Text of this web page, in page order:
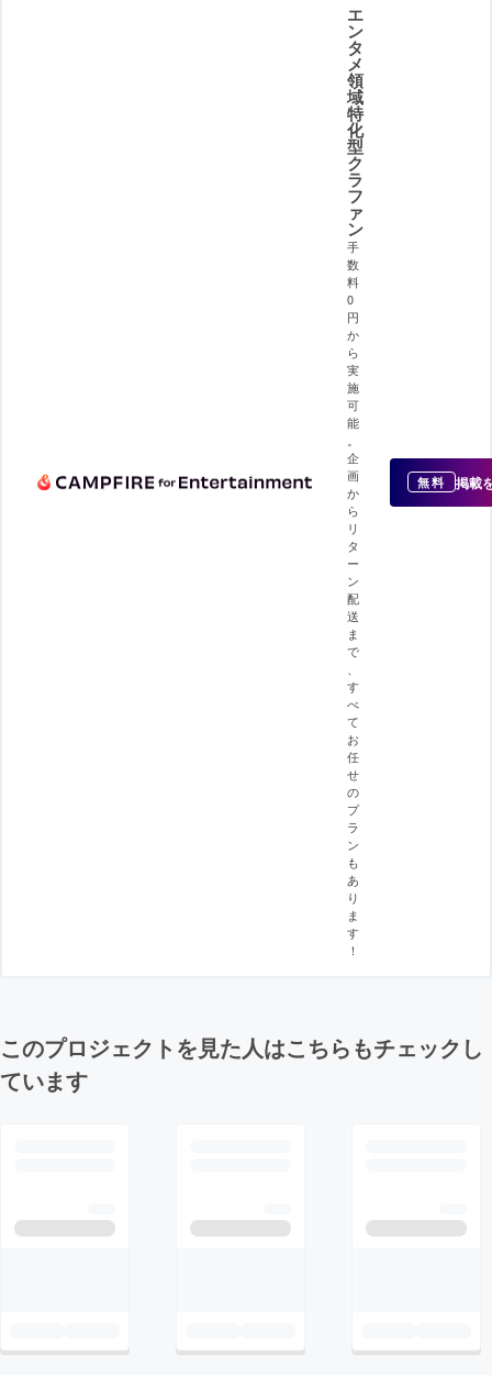
エ
ン
タ
メ
領
域
特
化
型
ク
ラ
フ
ァ
ン
手
数
料
0
円
か
ら
実
施
可
能
企
画
か
ら
リ
タ
ー
ン
配
送
ま
で
す
べ
て
お
任
せ
の
プ
ラ
ン
も
あ
り
ま
す
！
無料 掲載
このプロジェクトを見た人はこちらもチェックし
ています